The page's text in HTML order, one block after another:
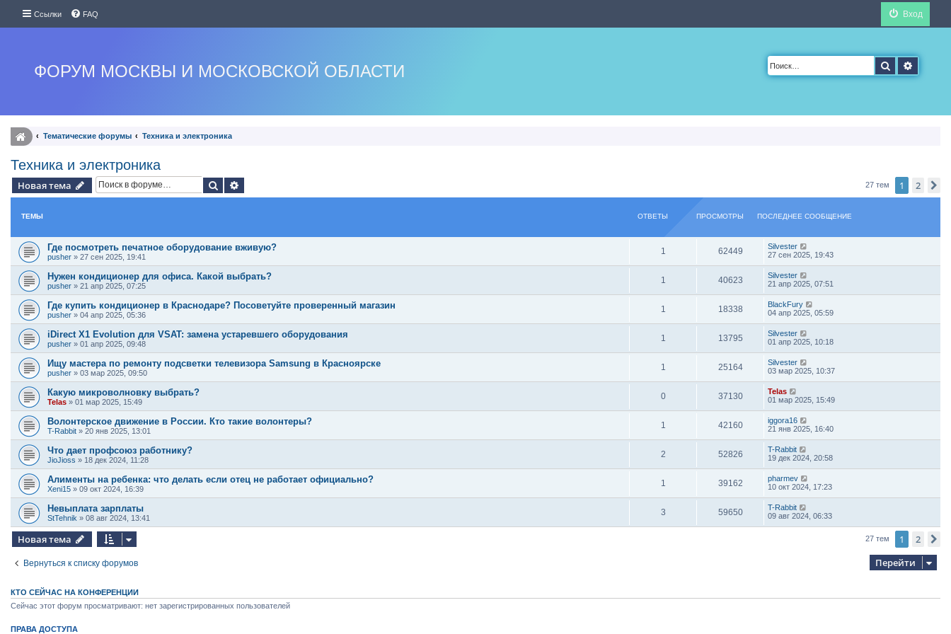
Ссылки FAQ Вход
ФОРУМ МОСКВЫ И МОСКОВСКОЙ ОБЛАСТИ Поиск
Тематические форумы Техника и электроника
Техника и электроника
Новая тема Поиск 27 тем 1 2
ТЕМЫ ОТВЕТЫ ПРОСМОТРЫ ПОСЛЕДНЕЕ СООБЩЕНИЕ
Где посмотреть печатное оборудование вживую?
pusher » 27 сен 2025, 19:41
1 62449
Silvester
27 сен 2025, 19:43
Нужен кондиционер для офиса. Какой выбрать?
pusher » 21 апр 2025, 07:25
1 40623
Silvester
21 апр 2025, 07:51
Где купить кондиционер в Краснодаре? Посоветуйте проверенный магазин
pusher » 04 апр 2025, 05:36
1 18338
BlackFury
04 апр 2025, 05:59
iDirect X1 Evolution для VSAT: замена устаревшего оборудования
pusher » 01 апр 2025, 09:48
1 13795
Silvester
01 апр 2025, 10:18
Ищу мастера по ремонту подсветки телевизора Samsung в Красноярске
pusher » 03 мар 2025, 09:50
1 25164
Silvester
03 мар 2025, 10:37
Какую микроволновку выбрать?
Telas » 01 мар 2025, 15:49
0 37130
Telas
01 мар 2025, 15:49
Волонтерское движение в России. Кто такие волонтеры?
T-Rabbit » 20 янв 2025, 13:01
1 42160
iggora16
21 янв 2025, 16:40
Что дает профсоюз работнику?
JioJioss » 18 дек 2024, 11:28
2 52826
T-Rabbit
19 дек 2024, 20:58
Алименты на ребенка: что делать если отец не работает официально?
Xeni15 » 09 окт 2024, 16:39
1 39162
pharmev
10 окт 2024, 17:23
Невыплата зарплаты
StTehnik » 08 авг 2024, 13:41
3 59650
T-Rabbit
09 авг 2024, 06:33
Новая тема 27 тем 1 2
Вернуться к списку форумов Перейти
КТО СЕЙЧАС НА КОНФЕРЕНЦИИ
Сейчас этот форум просматривают: нет зарегистрированных пользователей
ПРАВА ДОСТУПА